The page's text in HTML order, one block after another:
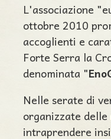
L'associazione
ottobre 2010
accoglienti e
Forte Serra la
denominata "
Nelle serate di
organizzate
intraprendere